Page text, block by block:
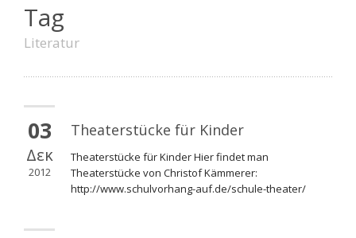
Tag
Literatur
03
Δεκ
2012
Theaterstücke für Kinder
Theaterstücke für Kinder Hier findet man
Theaterstücke von Christof Kämmerer:
http://www.schulvorhang-auf.de/schule-theater/